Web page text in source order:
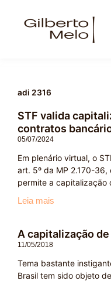
adi 2316
STF valida
contratos
05/07/2024
Em plenário virtual, o
art. 5º da MP 2.170-
permite a capitalização
Leia mais
A capitalização
11/05/2018
Tema bastante
Brasil tem sido objeto